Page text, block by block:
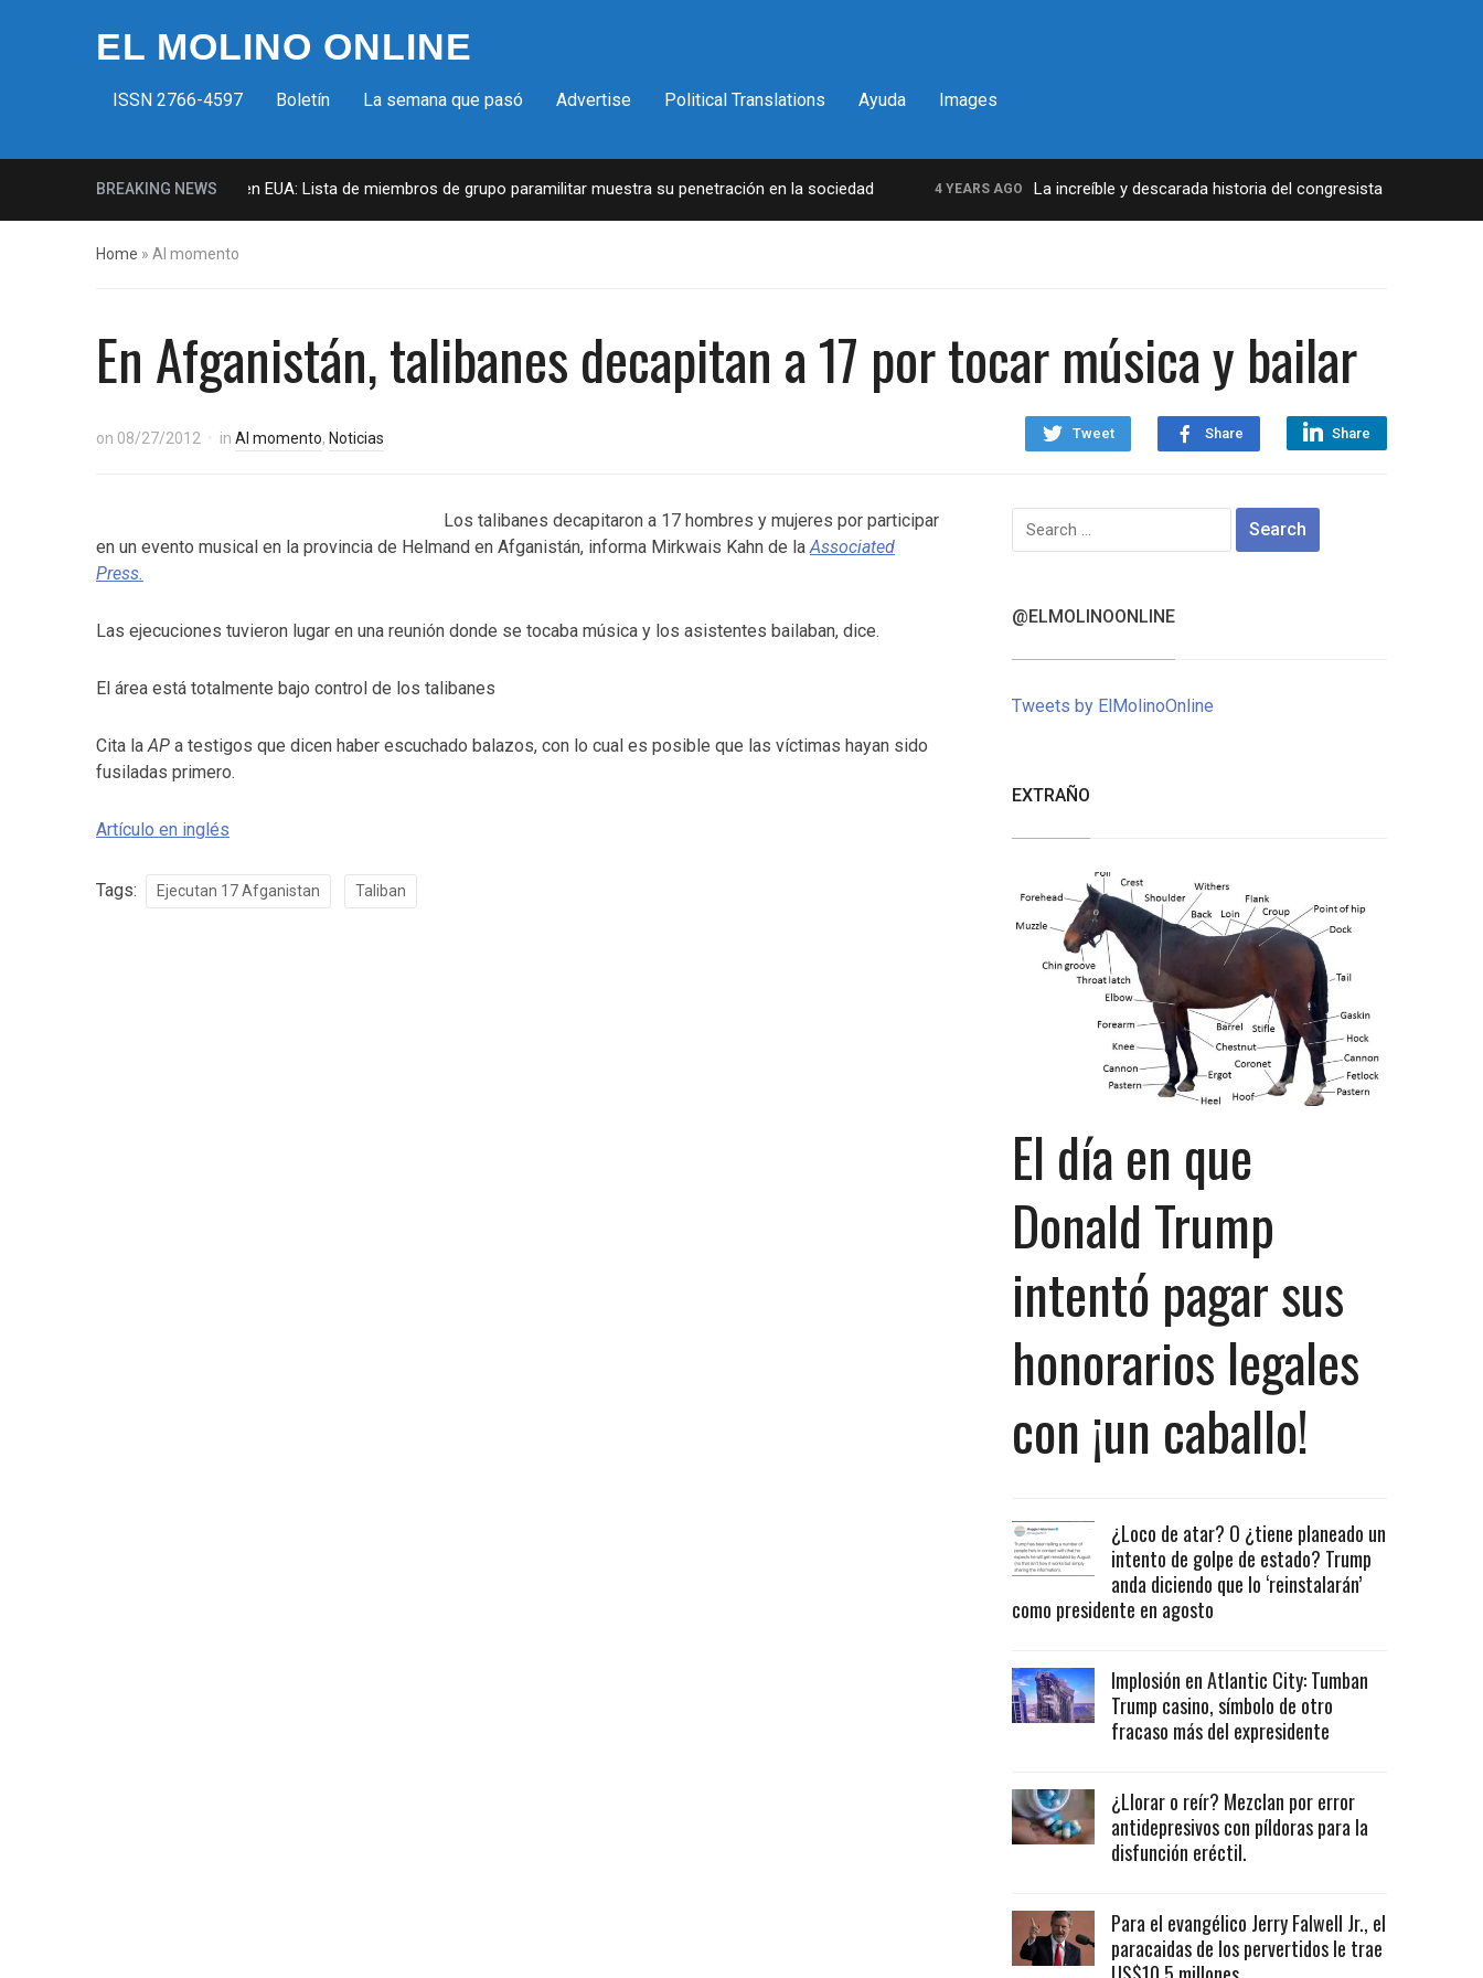
EL MOLINO ONLINE
ISSN 2766-4597 Boletín La semana que pasó Advertise Political Translations Ayuda Images
BREAKING NEWS
Milicias fascistas en EUA: Lista de miembros de grupo paramilitar muestra su penetración en la sociedad 4 YEARS AGO La increíble y descarada historia del congresista por NY George
Home » Al momento
En Afganistán, talibanes decapitan a 17 por tocar música y bailar
Tweet Share Share
on 08/27/2012 in Al momento, Noticias
Los talibanes decapitaron a 17 hombres y mujeres por participar
en un evento musical en la provincia de Helmand en Afganistán, informa Mirkwais Kahn de laAssociated
Press.
Las ejecuciones tuvieron lugar en una reunión donde se tocaba música y los asistentes bailaban, dice.
El área está totalmente bajo control de los talibanes
Cita laAP a testigos que dicen haber escuchado balazos, con lo cual es posible que las víctimas hayan sido
fusiladas primero.
Artículo en inglés
Tags: Ejecutan 17 Afganistan Taliban
Search
for:
@ELMOLINOONLINE
Tweets by ElMolinoOnline
EXTRAÑO
El día en que
Donald Trump
intentó pagar sus
honorarios legales
con ¡un caballo!
¿Loco de atar? O ¿tiene planeado un
intento de golpe de estado? Trump
anda diciendo que lo ‘reinstalarán’
como presidente en agosto
Implosión en Atlantic City: Tumban
Trump casino, símbolo de otro
fracaso más del expresidente
¿Llorar o reír? Mezclan por error
antidepresivos con píldoras para la
disfunción eréctil.
Para el evangélico Jerry Falwell Jr., el
paracaidas de los pervertidos le trae